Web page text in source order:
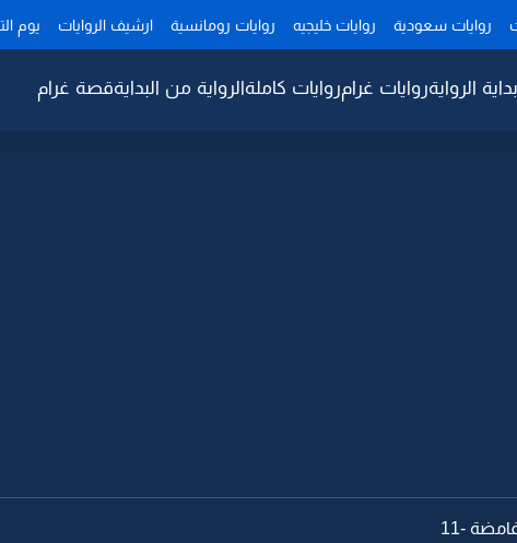
روايات سعودية روايات خليجيه روايات رومانسية ارشيف الروايات يوم
بداية الروايةروايات غرامروايات كاملةالرواية من البدايةقصة غرام
-11